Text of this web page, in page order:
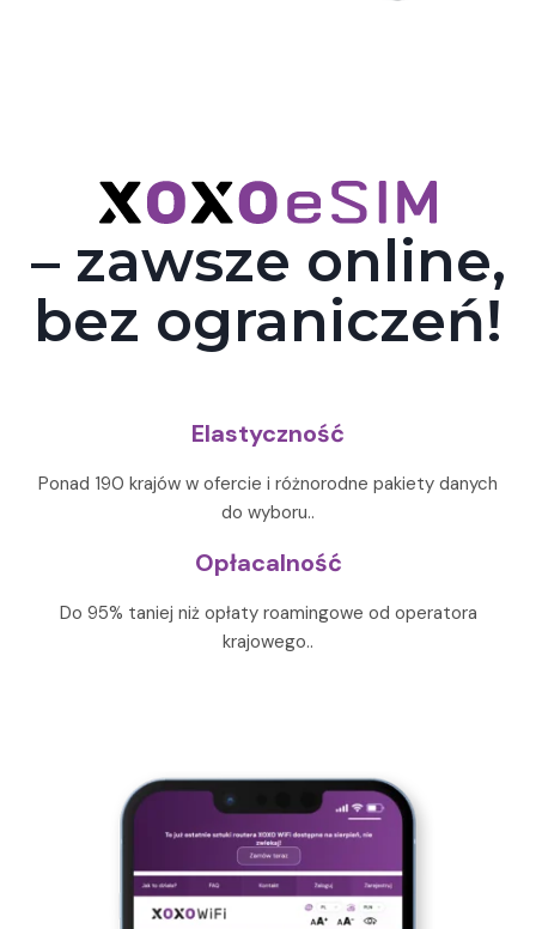
– zawsze online,
bez ograniczeń!
Elastyczność
Ponad 190 krajów w ofercie i różnorodne pakiety danych
do wyboru..
Opłacalność
Do 95% taniej niż opłaty roamingowe od operatora
krajowego..